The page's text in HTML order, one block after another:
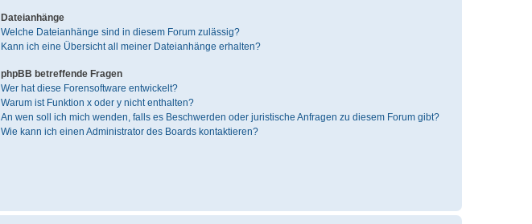
Dateianhänge
Welche Dateianhänge sind in diesem Forum zulässig?
Kann ich eine Übersicht all meiner Dateianhänge erhalten?
phpBB betreffende Fragen
Wer hat diese Forensoftware entwickelt?
Warum ist Funktion x oder y nicht enthalten?
An wen soll ich mich wenden, falls es Beschwerden oder juristische Anfragen zu diesem Forum gibt?
Wie kann ich einen Administrator des Boards kontaktieren?